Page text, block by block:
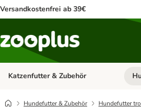
Versandkostenfrei ab 39€
Katzenfutter & Zubehör
Hundefutter & Zubehör Hundefutter